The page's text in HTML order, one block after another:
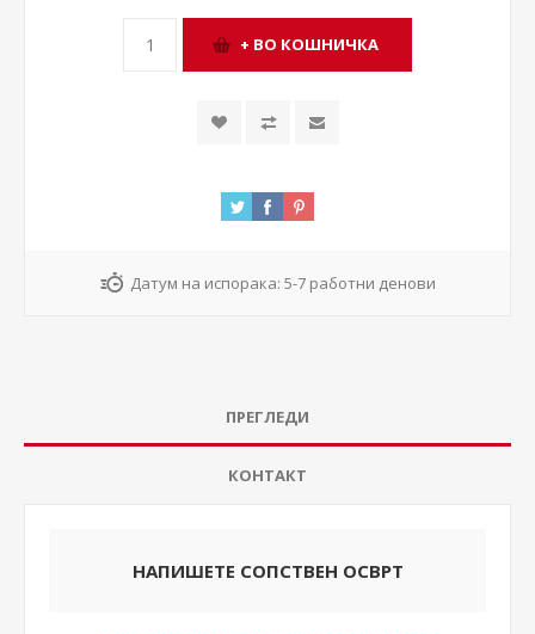
Датум на испорака: 5-7 работни денови
ПРЕГЛЕДИ
КОНТАКТ
НАПИШЕТЕ СОПСТВЕН ОСВРТ